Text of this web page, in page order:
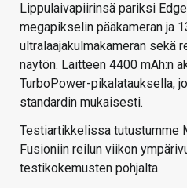
Lippulaivapiirinsä pariksi
megapikselin pääkameran ja
ultralaajakulmakameran sekä
näytön. Laitteen 4400 mAh:n
TurboPower-pikalatauksella,
standardin mukaisesti.
Testiartikkelissa tutustumme
Fusioniin reilun viikon
testikokemusten pohjalta.